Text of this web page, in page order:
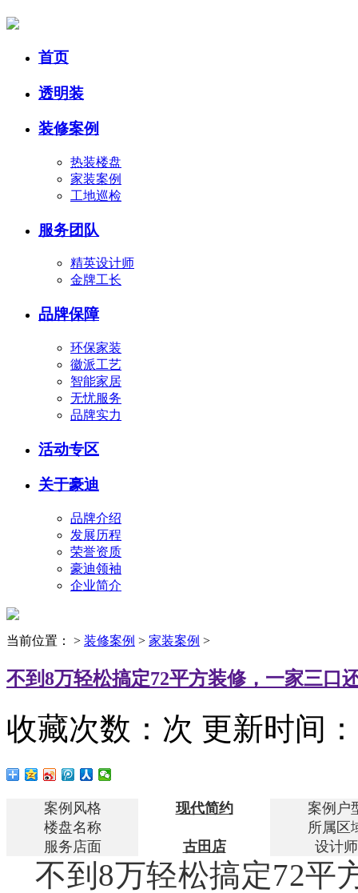
首页
透明装
装修案例
热装楼盘
家装案例
工地巡检
服务团队
精英设计师
金牌工长
品牌保障
环保家装
徽派工艺
智能家居
无忧服务
品牌实力
活动专区
关于豪迪
品牌介绍
发展历程
荣誉资质
豪迪领袖
企业简介
当前位置： > 装修案例 > 家装案例 >
不到8万轻松搞定72平方装修，一家三口
收藏次数： 次 更新时间
案例风格 现代简约
案例户
楼盘名称
所属区
服务店面
古田店 设计师
不到8万轻松搞定72平